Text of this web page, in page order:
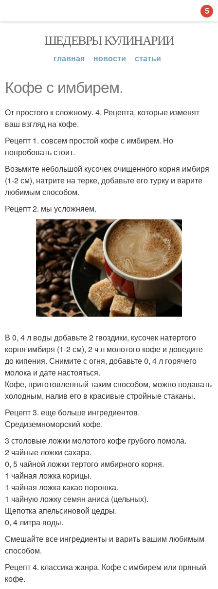
ШЕДЕВРЫ КУЛИНАРИИ
главная новости статьи
Кофе с имбирем.
От простого к сложному. 4. Рецепта, которые изменят
ваш взгляд на кофе.
Рецепт 1. совсем простой кофе с имбирем. Но
попробовать стоит.
Возьмите небольшой кусочек очищенного корня имбиря
(1-2 см), натрите на терке, добавьте его турку и варите
любимым способом.
Рецепт 2. мы усложняем.
В 0, 4 л воды добавьте 2 гвоздики, кусочек натертого
корня имбиря (1-2 см), 2 ч л молотого кофе и доведите
до кипения. Снимите с огня, добавьте 0, 4 л горячего
молока и дате настояться.
Кофе, приготовленный таким способом, можно подавать
холодным, налив его в красивые стройные стаканы.
Рецепт 3. еще больше ингредиентов.
Средиземноморский кофе.
3 столовые ложки молотого кофе грубого помола.
2 чайные ложки сахара.
0, 5 чайной ложки тертого имбирного корня.
1 чайная ложка корицы.
1 чайная ложка какао порошка.
1 чайную ложку семян аниса (цельных).
Щепотка апельсиновой цедры.
0, 4 литра воды.
Смешайте все ингредиенты и варить вашим любимым
способом.
Рецепт 4. классика жанра. Кофе с имбирем или пряный
кофе.
5